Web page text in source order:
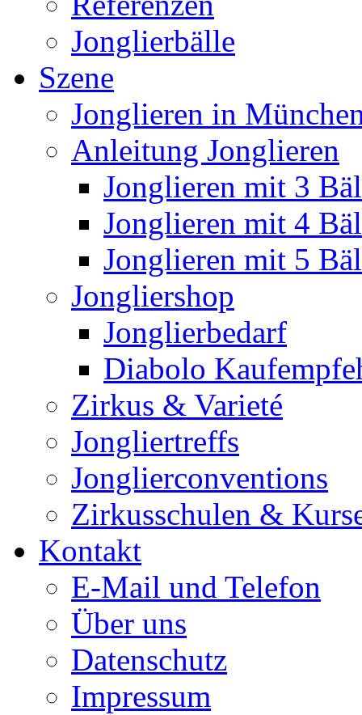
Jonglierbälle
Szene
Jonglieren in
Anleitung Jonglieren
Jonglieren mit 3
Jonglieren mit 4
Jonglieren mit 5
Jongliershop
Jonglierbedarf
Diabolo
Zirkus & Varieté
Jongliertreffs
Jonglierconventions
Zirkusschulen &
Kontakt
E-Mail und Telefon
Über uns
Datenschutz
Impressum